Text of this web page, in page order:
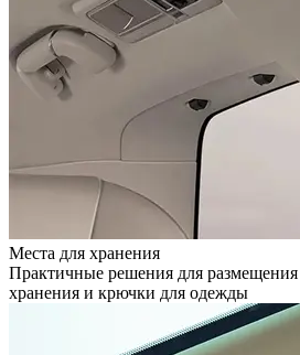
Места для хранения
Практичные решения для размещения
хранения и крючки для одежды